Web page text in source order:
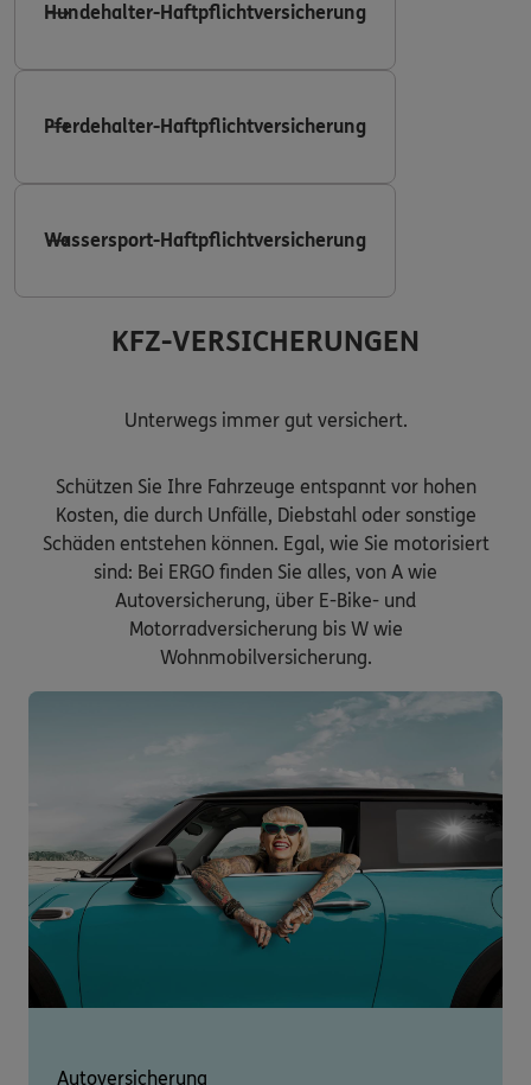
Hundehalter-Haftpflichtversicherung
Pferdehalter-Haftpflichtversicherung
Wassersport-Haftpflichtversicherung
KFZ-VERSICHERUNGEN
Unterwegs immer gut versichert.
Schützen Sie Ihre Fahrzeuge entspannt vor hohen
Kosten, die durch Unfälle, Diebstahl oder sonstige
Schäden entstehen können. Egal, wie Sie motorisiert
sind: Bei ERGO finden Sie alles, von A wie
Autoversicherung, über E-Bike- und
Motorradversicherung bis W wie
Wohnmobilversicherung.
Autoversicherung